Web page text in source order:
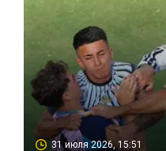
31 июля 2026, 15:51